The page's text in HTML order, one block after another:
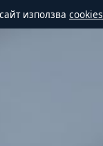
използва cookies